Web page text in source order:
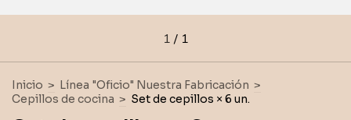
1 / 1
Inicio > Línea "Oficio" Nuestra Fabricación >
Cepillos de cocina > Set de cepillos × 6 un.